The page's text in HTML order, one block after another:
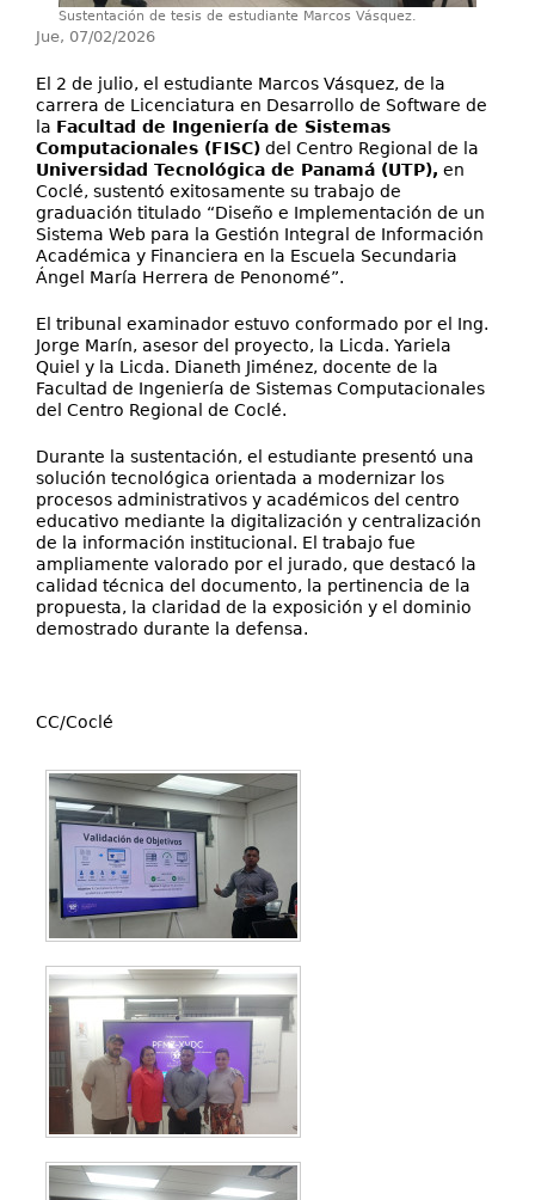
Sustentación de tesis de estudiante Marcos Vásquez.
Jue, 07/02/2026
El 2 de julio, el estudiante Marcos Vásquez, de la
carrera de Licenciatura en Desarrollo de Software de
la Facultad de Ingeniería de Sistemas
Computacionales (FISC) del Centro Regional de la
Universidad Tecnológica de Panamá (UTP), en
Coclé, sustentó exitosamente su trabajo de
graduación titulado “Diseño e Implementación de un
Sistema Web para la Gestión Integral de Información
Académica y Financiera en la Escuela Secundaria
Ángel María Herrera de Penonomé”.
El tribunal examinador estuvo conformado por el Ing.
Jorge Marín, asesor del proyecto, la Licda. Yariela
Quiel y la Licda. Dianeth Jiménez, docente de la
Facultad de Ingeniería de Sistemas Computacionales
del Centro Regional de Coclé.
Durante la sustentación, el estudiante presentó una
solución tecnológica orientada a modernizar los
procesos administrativos y académicos del centro
educativo mediante la digitalización y centralización
de la información institucional. El trabajo fue
ampliamente valorado por el jurado, que destacó la
calidad técnica del documento, la pertinencia de la
propuesta, la claridad de la exposición y el dominio
demostrado durante la defensa.
CC/Coclé